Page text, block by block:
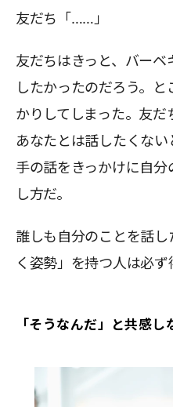
友だち「……」
友だちはきっと、バー
したかったのだろう。
かりしてしまった。友だ
あなたとは話したくな
手の話をきっかけに自
し方だ。
誰しも自分のことを話
く姿勢」を持つ人は必ず
「そうなんだ」と共感